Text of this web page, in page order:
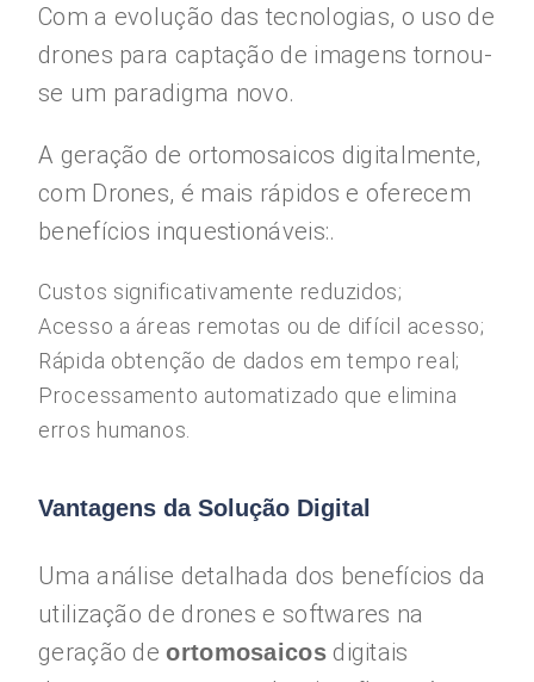
Com a evolução das tecnologias, o uso de
drones para captação de imagens tornou-
se um paradigma novo.
A geração de ortomosaicos digitalmente,
com Drones, é mais rápidos e oferecem
benefícios inquestionáveis:.
Custos significativamente reduzidos;
Acesso a áreas remotas ou de difícil acesso;
Rápida obtenção de dados em tempo real;
Processamento automatizado que elimina
erros humanos.
Vantagens da Solução Digital
Uma análise detalhada dos benefícios da
utilização de drones e softwares na
geração deortomosaicosdigitais